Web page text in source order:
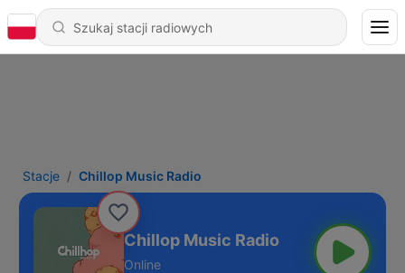
Stacje Chillop Music Radio
Chillop Music Radio
Online